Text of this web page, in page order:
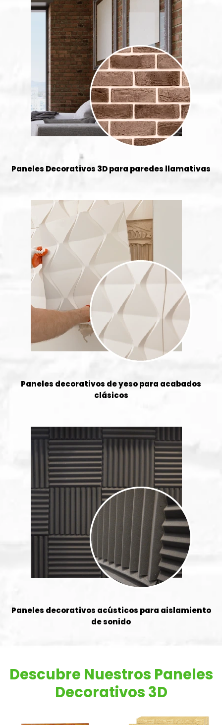
Paneles Decorativos 3D para paredes llamativas
Paneles decorativos de yeso para acabados
clásicos
Paneles decorativos acústicos para aislamiento
de sonido
Descubre Nuestros Paneles
Decorativos 3D